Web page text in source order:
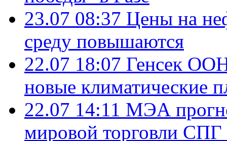
23.07 08:37 Цены на
среду повышаются
22.07 18:07 Генсек ООН
новые климатические
22.07 14:11 МЭА
мировой торговли СПГ